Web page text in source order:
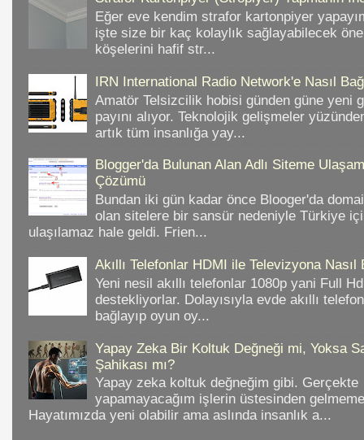
Eğer eve kendim strafor kartonpiyer
işte size bir kaç kolaylık sağlayabilecek
köşelerini hafif str...
IRN International Radio Network'e Nasıl
Amatör Telsizcilik hobisi günden güne yeni
payını alıyor. Teknolojik gelişmeler
artık tüm insanlığa yay...
Blogger'da Bulunan Alan Adlı Siteme
Çözümü
Bundan iki gün kadar önce Blooger'da
olan sitelere bir sansür nedeniyle Türkiye
ulaşılamaz hale geldi. Frien...
Akıllı Telefonlar HDMI ile Televizyona Nasıl
Yeni nesil akıllı telefonlar 1080p yani Full
destekliyorlar. Dolayısıyla evde akıllı
bağlayıp oyun oy...
Yapay Zeka Bir Koltuk Değneği mi, Yoksa
Şahikası mı?
Yapay zeka koltuk değneğim gibi. Gerçekte
yapamayacağım işlerin üstesinden
Hayatımızda yeni olabilir ama aslında insanlık a...